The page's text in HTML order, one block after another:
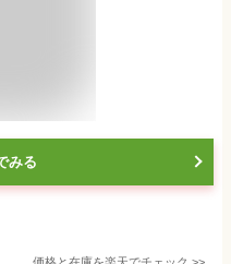
みる